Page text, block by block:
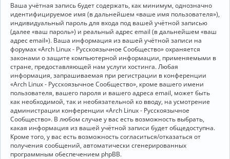
Ваша учётная запись будет содержать, как минимум, однозначно
идентифицируемое имя (в дальнейшем «ваше имя пользователя»),
индивидуальный пароль для входа под вашей учётной записью
(далее «ваш пароль») и реальный адрес email (в дальнейшем «ваш
адрес email»). Ваша информация из вашей учётной записи на
форумах «Arch Linux - Русскоязычное Сообщество» охраняется
законами о защите компьютерной информации, применяемыми в
стране, предоставляющей нам услуги хостинга. Любая
информация, запрашиваемая при регистрации в конференции
«Arch Linux - Русскоязычное Сообщество», кроме вашего имени
пользователя, вашего пароля и вашего адреса email, может быть
как необходимой, так и необязательной ко вводу, на усмотрение
администрации конференции «Arch Linux - Русскоязычное
Сообщество». В любом случае у вас есть возможность выбрать,
какая информация из вашей учётной записи будет общедоступна.
Кроме того, у вас есть возможность согласиться/отказаться от
получения сообщений, автоматически сгенерированных
программным обеспечением phpBB.